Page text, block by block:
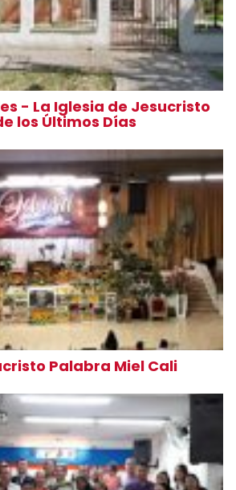
- La Iglesia de Jesucristo
los Últimos Días
Palabra Miel Cali